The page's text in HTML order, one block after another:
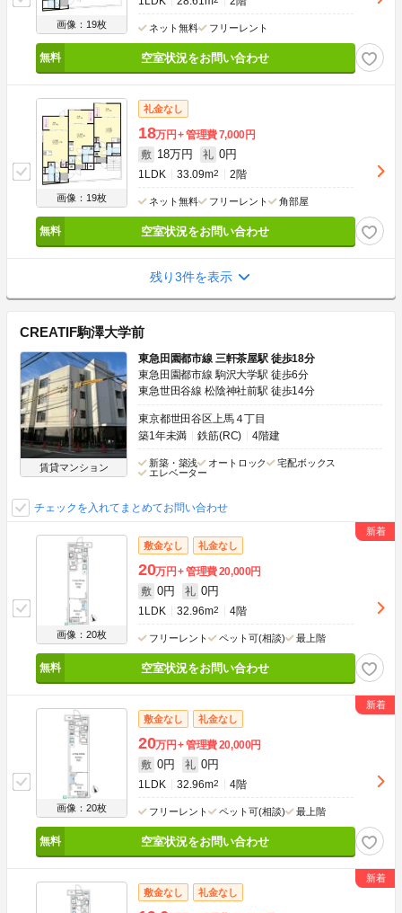
画像：19枚 ネット無料 フリーレント
空室状況をお問い合わせ
画像：19枚
礼金なし
18万円 管理費7,000円
敷 18万円 礼 0円
1LDK 33.09m2 2階
ネット無料 フリーレント 角部屋
空室状況をお問い合わせ
残り3件を表示
CREATIF駒澤大学前
賃貸マンション
東急田園都市線 三軒茶屋駅 徒歩18分
東急田園都市線 駒沢大学駅 徒歩6分
東急世田谷線 松陰神社前駅 徒歩14分
東京都世田谷区上馬４丁目
築1年未満
鉄筋(RC) 4階建
新築・築浅 オートロック
宅配ボックス
エレベーター
チェックを入れてまとめてお問い合わせ
画像：20枚
敷金なし 礼金なし
20万円 管理費20,000円
敷 0円 礼 0円
1LDK 32.96m2 4階
フリーレント ペット可(相談) 最上階
空室状況をお問い合わせ
画像：20枚
敷金なし 礼金なし
20万円 管理費20,000円
敷 0円 礼 0円
1LDK 32.96m2 4階
フリーレント ペット可(相談) 最上階
空室状況をお問い合わせ
敷金なし 礼金なし